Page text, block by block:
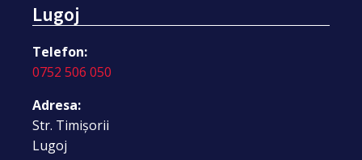
Lugoj
Telefon:
0752 506 050
Adresa:
Str. Timișorii
Lugoj